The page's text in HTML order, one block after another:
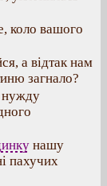
коло вашого
а відтак нам
загнало?
нужду
нашу
пахучих